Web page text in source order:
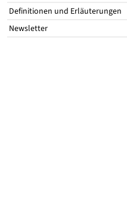
Definitionen und Erläuterungen
Newsletter